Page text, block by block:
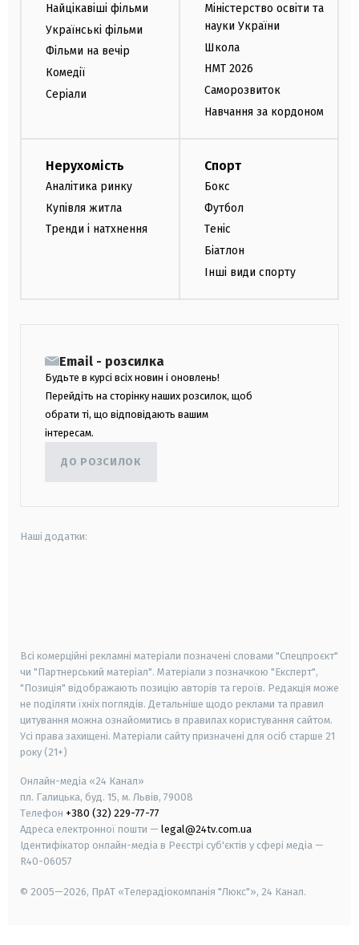
Найцікавіші фільми
Українські фільми
Фільми на вечір
Комедії
Серіали
Міністерство освіти та
науки України
Школа
НМТ 2026
Саморозвиток
Навчання за кордоном
Нерухомість
Аналітика ринку
Купівля житла
Тренди і натхнення
Спорт
Бокс
Футбол
Теніс
Біатлон
Інші види спорту
Email - розсилка
Будьте в курсі всіх новин і оновлень!
Перейдіть на сторінку наших розсилок, щоб
обрати ті, що відповідають вашим
інтересам.
ДО РОЗСИЛОК
Наші додатки:
Всі комерційні рекламні матеріали позначені словами "Спецпроєкт"
чи "Партнерський матеріал". Матеріали з позначкою "Експерт",
"Позиція" відображають позицію авторів та героїв. Редакція може
не поділяти їхніх поглядів. Детальніше щодо реклами та правил
цитування можна ознайомитись в правилах користування сайтом.
Усі права захищені. Матеріали сайту призначені для осіб старше 21
року (21+)
Онлайн-медіа «24 Канал»
пл. Галицька, буд. 15, м. Львів, 79008
Телефон +380 (32) 229-77-77
Адреса електронної пошти — legal@24tv.com.ua
Ідентифікатор онлайн-медіа в Реєстрі суб'єктів у сфері медіа —
R40-06057
© 2005—2026, ПрАТ «Телерадіокомпанія "Люкс"», 24 Канал.